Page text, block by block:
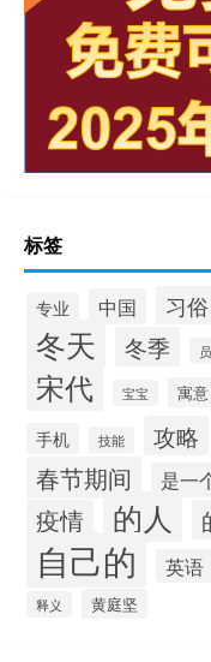
标签
专业 中国 习俗
冬天 冬季
宋代 宝宝 寓意
手机 技能 攻略
春节期间 是一
疫情 的人
自己的 英语
释义 黄庭坚